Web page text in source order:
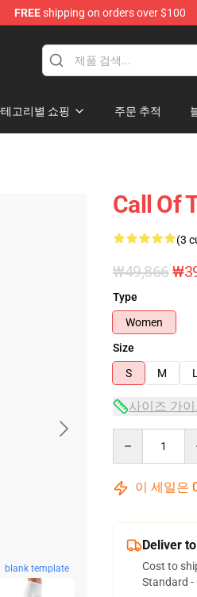
FREEshipping on orders over $100
고리별 쇼핑 주문 추적
blank template
Call Of
(3
₩49,866
Type
Women
Size
S
M L
사이즈 가
이 세일은
Deliver
Cost to
Standard -